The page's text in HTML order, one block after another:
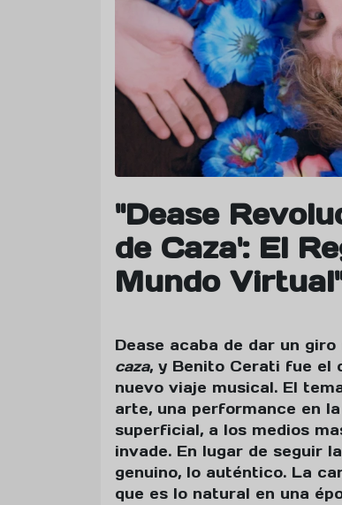
"Dease
de Caza': El
Mundo
Dease acaba de dar un
caza, y Benito Cerati fue el
nuevo viaje musical. El
arte, una performance en
superficial, a los medios
invade. En lugar de seguir
genuino, lo auténtico. La
que es lo natural en una